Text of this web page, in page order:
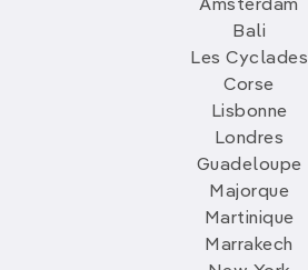
Amsterdam
Bali
Les Cyclades
Corse
Lisbonne
Londres
Guadeloupe
Majorque
Martinique
Marrakech